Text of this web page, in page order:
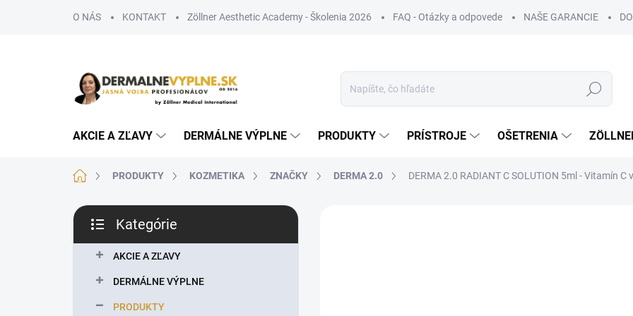
O NÁS KONTAKT Zöllner Aesthetic Academy - Školenia 2026 FAQ - Otázky a odpovede NAŠE GARANCIE
Hľadať
AKCIE A ZĽAVY DERMÁLNE VÝPLNE PRODUKTY PRÍSTROJE OŠETRENIA
DomovPRODUKTY KOZMETIKA ZNAČKY DERMA 2.0 DERMA 2.0 RADIANT C SOLUTION 5ml - Vitamín
B
č
kategórie
Kategórie
AKCIE A ZĽAVY
DERMÁLNE VÝPLNE
PRODUKTY